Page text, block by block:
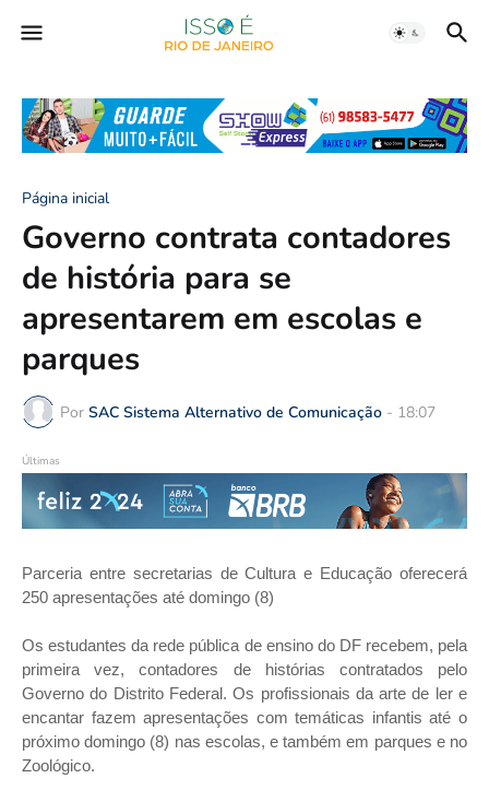
Página inicial
Governo contrata contadores
de história para se
apresentarem em escolas e
parques
Por SAC Sistema Alternativo de Comunicação - 18:07
Últimas
Parceria entre secretarias de Cultura e Educação oferecerá
250 apresentações até domingo (8)
Os estudantes da rede pública de ensino do DF recebem, pela
primeira vez, contadores de histórias contratados pelo
Governo do Distrito Federal. Os profissionais da arte de ler e
encantar fazem apresentações com temáticas infantis até o
próximo domingo (8) nas escolas, e também em parques e no
Zoológico.